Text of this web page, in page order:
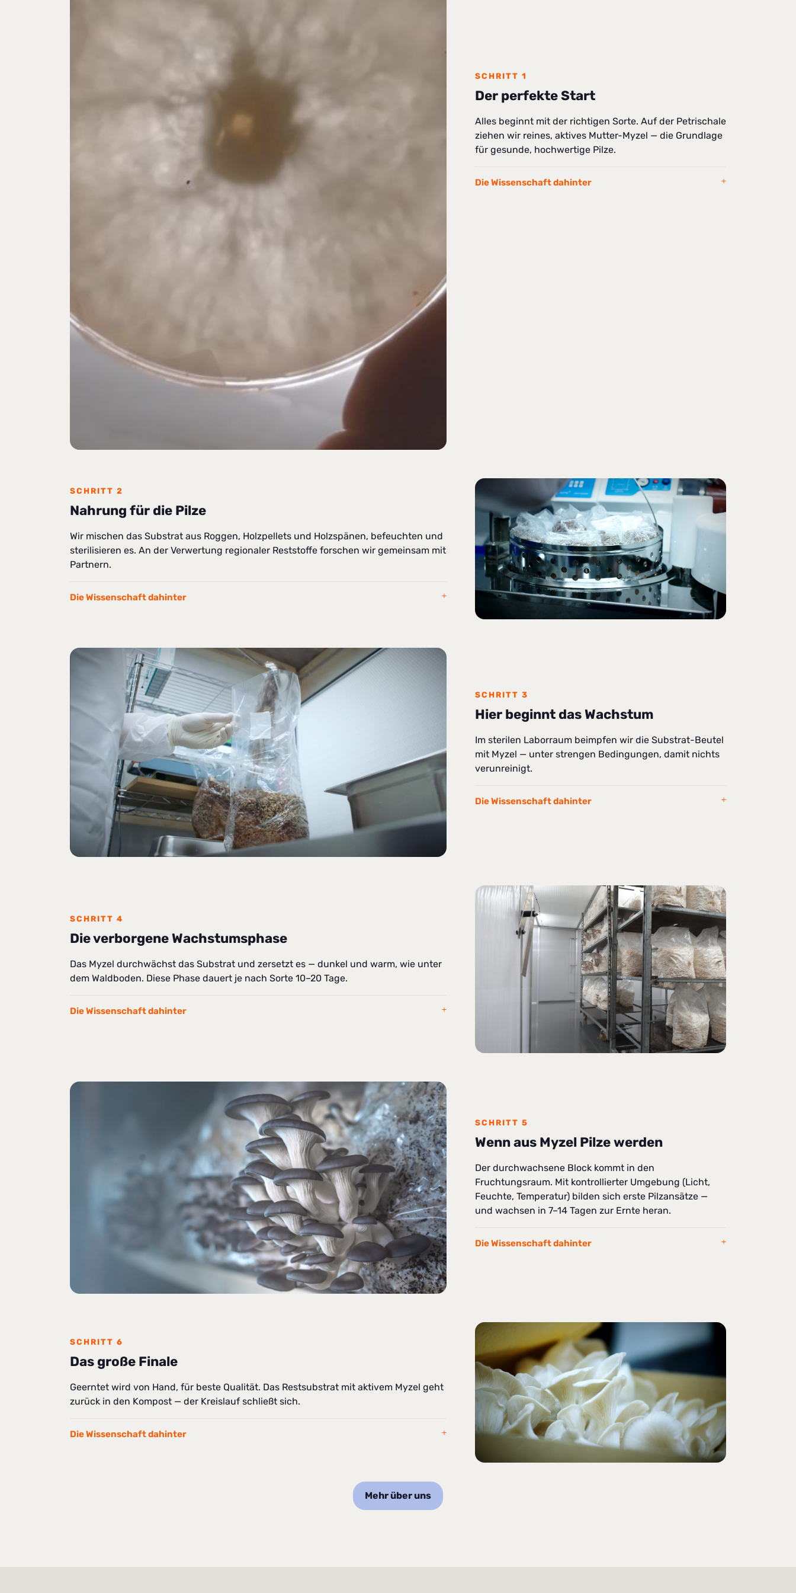
SCHRITT 1
Der perfekte Start
Alles beginnt mit der richtigen Sorte. Auf der Petrischale
ziehen wir reines, aktives Mutter-Myzel — die Grundlage
für gesunde, hochwertige Pilze.
Die Wissenschaft dahinter
SCHRITT 2
Nahrung für die Pilze
Wir mischen das Substrat aus Roggen, Holzpellets und Holzspänen, befeuchten und
sterilisieren es. An der Verwertung regionaler Reststoffe forschen wir gemeinsam mit
Partnern.
Die Wissenschaft dahinter
SCHRITT 3
Hier beginnt das Wachstum
Im sterilen Laborraum beimpfen wir die Substrat-Beutel
mit Myzel — unter strengen Bedingungen, damit nichts
verunreinigt.
Die Wissenschaft dahinter
SCHRITT 4
Die verborgene Wachstumsphase
Das Myzel durchwächst das Substrat und zersetzt es — dunkel und warm, wie unter
dem Waldboden. Diese Phase dauert je nach Sorte 10–20 Tage.
Die Wissenschaft dahinter
SCHRITT 5
Wenn aus Myzel Pilze werden
Der durchwachsene Block kommt in den
Fruchtungsraum. Mit kontrollierter Umgebung (Licht,
Feuchte, Temperatur) bilden sich erste Pilzansätze —
und wachsen in 7–14 Tagen zur Ernte heran.
Die Wissenschaft dahinter
SCHRITT 6
Das große Finale
Geerntet wird von Hand, für beste Qualität. Das Restsubstrat mit aktivem Myzel geht
zurück in den Kompost — der Kreislauf schließt sich.
Die Wissenschaft dahinter
Mehr über uns